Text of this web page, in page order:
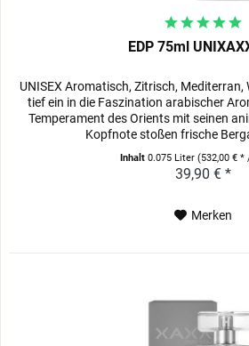
EDP 75ml
UNISEX Aromatisch, Zitrisch, Mediterran,
tief ein in die Faszination arabischer
Temperament des Orients mit seinen
Kopfnote stoßen frische
Inhalt0.075 Liter(532,00 € *
39,90 € *
Merken